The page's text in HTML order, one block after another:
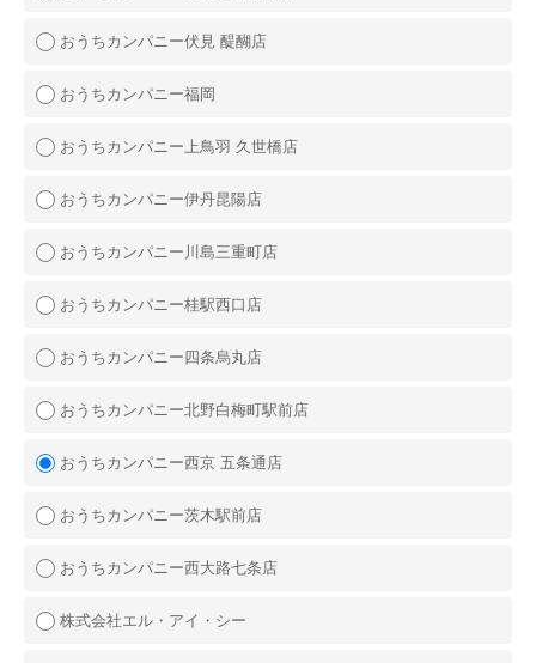
おうちカンパニー伏見 醍醐店
おうちカンパニー福岡
おうちカンパニー上鳥羽 久世橋店
おうちカンパニー伊丹昆陽店
おうちカンパニー川島三重町店
おうちカンパニー桂駅西口店
おうちカンパニー四条烏丸店
おうちカンパニー北野白梅町駅前店
おうちカンパニー西京 五条通店
おうちカンパニー茨木駅前店
おうちカンパニー西大路七条店
株式会社エル・アイ・シー